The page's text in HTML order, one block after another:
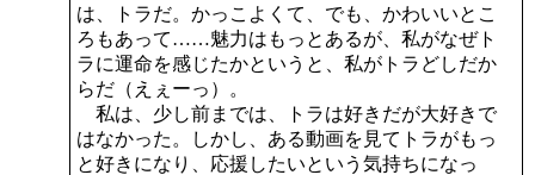
は、トラだ。かっこよくて、でも、かわいいとこ
ろもあって……魅力はもっとあるが、私がなぜト
ラに運命を感じたかというと、私がトラどしだか
らだ（えぇーっ）。
私は、少し前までは、トラは好きだが大好きで
はなかった。しかし、ある動画を見てトラがもっ
と好きになり、応援したいという気持ちになっ